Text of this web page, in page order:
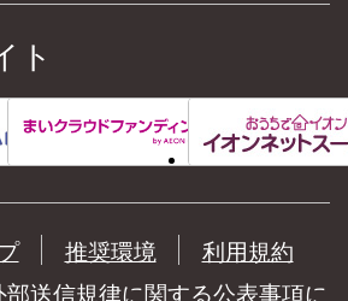
ト
推奨環境
利用規約
送信規律に関する公表事項に